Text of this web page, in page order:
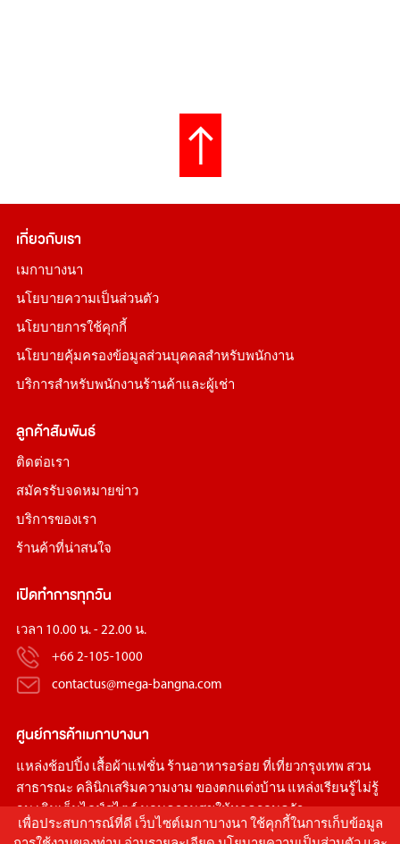
เกี่ยวกับเรา
เมกาบางนา
นโยบายความเป็นส่วนตัว
นโยบายการใช้คุกกี้
นโยบายคุ้มครองข้อมูลส่วนบุคคลสำหรับพนักงาน
บริการสำหรับพนักงานร้านค้าและผู้เช่า
ลูกค้าสัมพันธ์
ติดต่อเรา
สมัครรับจดหมายข่าว
บริการของเรา
ร้านค้าที่น่าสนใจ
เปิดทำการทุกวัน
เวลา 10.00 น. - 22.00 น.
+66 2-105-1000
contactus@mega-bangna.com
ศูนย์การค้าเมกาบางนา
แหล่งช้อปปิ้ง เสื้อผ้าแฟชั่น ร้านอาหารอร่อย ที่เที่ยวกรุงเทพ สวน
สาธารณะ คลินิกเสริมความงาม ของตกแต่งบ้านแหล่งเรียนรู้ไม่รู้
จบ เติมเต็มไลฟ์สไตล์ มอบความสุขให้ทุกครอบครัว
เพื่อประสบการณ์ที่ดี เว็บไซต์เมกาบางนา ใช้คุกกี้ในการเก็บข้อมูล